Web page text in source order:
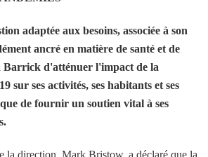
adaptée aux besoins, associée à son
ancré en matière de santé et de
Barrick d'atténuer l'impact de la
sur ses activités, ses habitants et ses
de fournir un soutien vital à ses
la direction, Mark Bristow, a déclaré que la